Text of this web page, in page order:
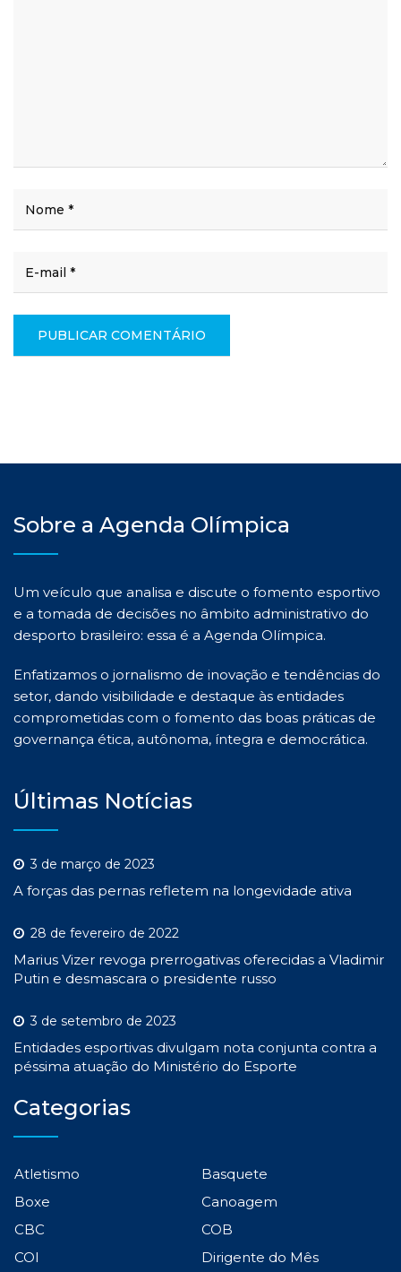
Sobre a Agenda Olímpica
Um veículo que analisa e discute o fomento esportivo
e a tomada de decisões no âmbito administrativo do
desporto brasileiro: essa é a Agenda Olímpica.
Enfatizamos o jornalismo de inovação e tendências do
setor, dando visibilidade e destaque às entidades
comprometidas com o fomento das boas práticas de
governança ética, autônoma, íntegra e democrática.
Últimas Notícias
3 de março de 2023
A forças das pernas refletem na longevidade ativa
28 de fevereiro de 2022
Marius Vizer revoga prerrogativas oferecidas a Vladimir
Putin e desmascara o presidente russo
3 de setembro de 2023
Entidades esportivas divulgam nota conjunta contra a
péssima atuação do Ministério do Esporte
Categorias
Atletismo
Basquete
Boxe
Canoagem
CBC
COB
COI
Dirigente do Mês